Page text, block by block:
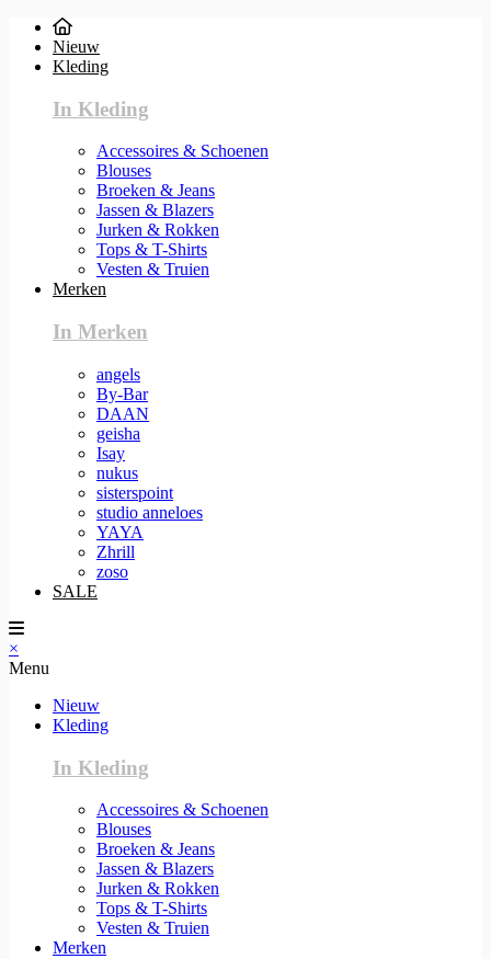
Nieuw
Kleding
In Kleding
Accessoires & Schoenen
Blouses
Broeken & Jeans
Jassen & Blazers
Jurken & Rokken
Tops & T-Shirts
Vesten & Truien
Merken
In Merken
angels
By-Bar
DAAN
geisha
Isay
nukus
sisterspoint
studio anneloes
YAYA
Zhrill
zoso
SALE
×
Menu
Nieuw
Kleding
In Kleding
Accessoires & Schoenen
Blouses
Broeken & Jeans
Jassen & Blazers
Jurken & Rokken
Tops & T-Shirts
Vesten & Truien
Merken